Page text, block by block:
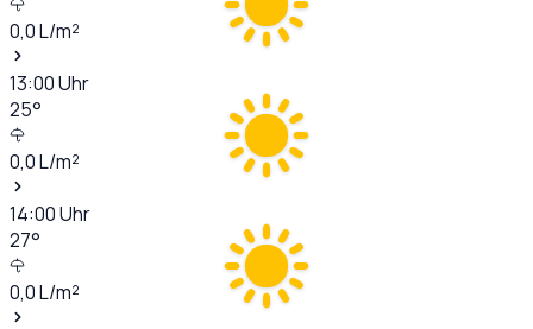
0,0L/m²
13:00Uhr
25°
0,0L/m²
14:00Uhr
27°
0,0L/m²